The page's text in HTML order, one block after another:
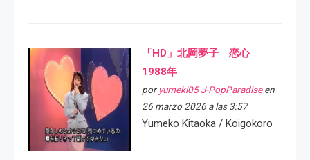
「HD」北岡夢子 恋心
1988年
por yumeki05 J-PopParadiseen
26 marzo 2026 a las 3:57
Yumeko Kitaoka / Koigokoro